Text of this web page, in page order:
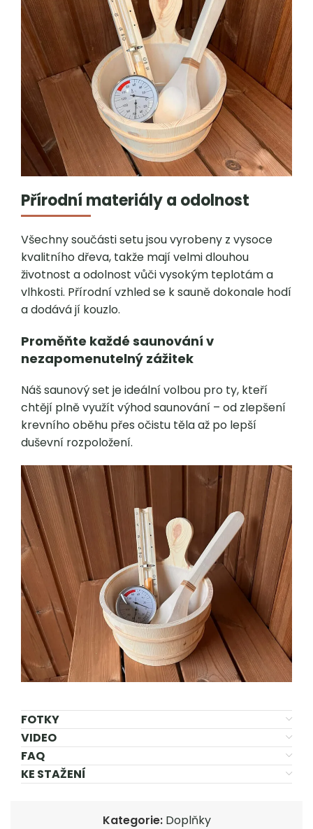
Přírodní materiály a odolnost
Všechny součásti setu jsou vyrobeny z vysoce
kvalitního dřeva, takže mají velmi dlouhou
životnost a odolnost vůči vysokým teplotám a
vlhkosti. Přírodní vzhled se k sauně dokonale hodí
a dodává jí kouzlo.
Proměňte každé saunování v
nezapomenutelný zážitek
Náš saunový set je ideální volbou pro ty, kteří
chtějí plně využít výhod saunování – od zlepšení
krevního oběhu přes očistu těla až po lepší
duševní rozpoložení.
FOTKY
VIDEO
FAQ
KE STAŽENÍ
Kategorie: Doplňky